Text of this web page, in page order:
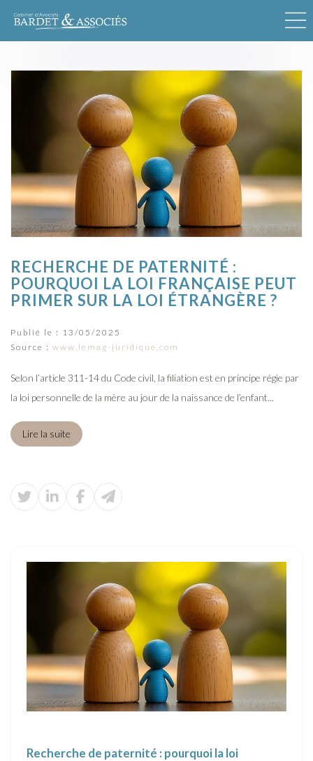
RECHERCHE DE PATERNITÉ :
POURQUOI LA LOI FRANÇAISE PEUT
PRIMER SUR LA LOI ÉTRANGÈRE ?
Publié le : 13/05/2025
Source : www.lemag-juridique.com
Selon l’article 311-14 du Code civil, la filiation est en principe régie par
la loi personnelle de la mère au jour de la naissance de l’enfant...
Lire la suite
Recherche de paternité : pourquoi la loi